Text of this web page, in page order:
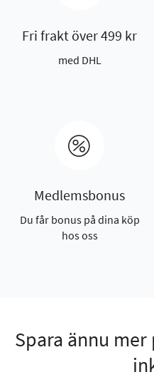
Fri frakt över 499 kr
med DHL
Medlemsbonus
Du får bonus på dina köp
hos oss
Spara ännu